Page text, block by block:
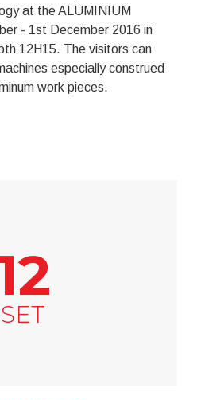
at the ALUMINIUM
- 1st December 2016 in
12H15. The visitors can
especially construed
work pieces.
SET